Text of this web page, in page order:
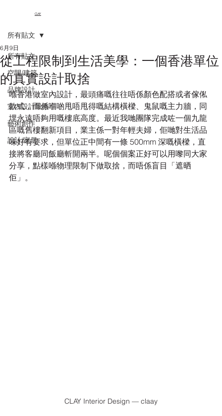
CLAY
所有貼文
空間/建築
品牌設計
室內設計風格
藝術創作
設計/家居
所有貼文
從工程限制到生活美學：一個香港單位
的真實設計取捨
6月9日
喺香港做室內設計，最頭痛嘅往往唔係顏色配搭或者傢俬
款式，而係嗰啲甩唔甩得嘅結構橫樑、鬼鼠嘅主力牆，同
埋永遠唔夠用嘅樓底高度。最近我哋團隊完成咗一個九龍
區嘅舊樓翻新項目，業主係一對年輕夫婦，佢哋對生活品
味好有要求，但單位正中間有一條 500mm 深嘅橫樑，直
接將客廳同飯廳斬開兩半。呢個個案正好可以用嚟同大家
分享，點樣喺物理限制下做取捨，而唔係盲目「遮晒
佢」。
CLAY Interior Design — claay